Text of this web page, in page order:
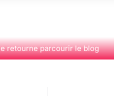
retourne parcourir le blog